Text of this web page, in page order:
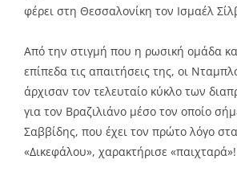
φέρει στη Θεσσαλονίκη τον Ισμαέλ
Από την στιγμή που η ρωσική ομάδα
επίπεδα τις απαιτήσεις της, οι
άρχισαν τον τελευταίο κύκλο των
για τον Βραζιλιάνο μέσο τον οποίο
Σαββίδης, που έχει τον πρώτο λόγο
«Δικεφάλου», χαρακτήρισε «παιχταρά»!